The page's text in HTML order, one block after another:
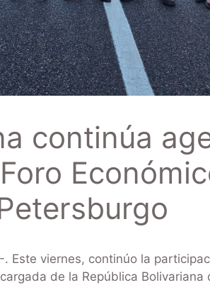
continúa
Este viernes, continúo la
de la República Bolivariana